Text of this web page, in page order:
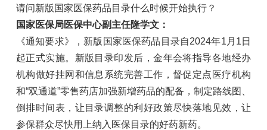
请问新版国家医保药品目录什么时候开始执行？
国家医保局医保中心副主任隆学文：
《通知要求》，新版国家医保药品目录自2024年1月1日
起正式实施。新版目录印发后，金年会将指导各地经办
机构做好挂网和信息系统完善工作，督促定点医疗机构
和“双通道”零售药店加强新增药品的配备，制定路线图、
倒排时间表，让目录调整的利好政策尽快落地见效，让
参保群众尽快用上纳入医保目录的好药新药。